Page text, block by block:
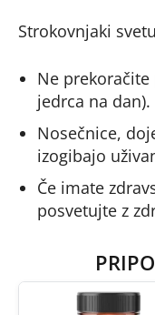
Strokovnjaki
Ne
jedrca na dan).
Nosečnice,
izogibajo
Če imate
posvetujte z